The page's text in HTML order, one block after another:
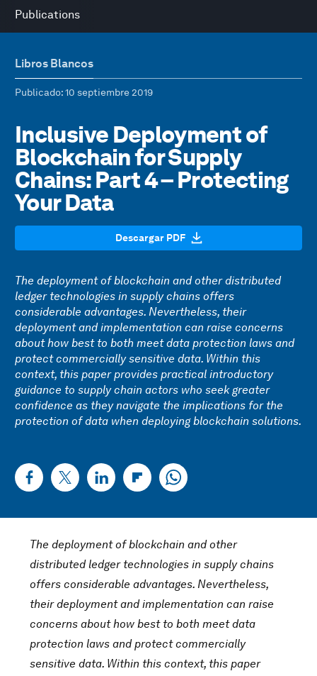
Publications
Libros Blancos
Publicado: 10 septiembre 2019
Inclusive Deployment of
Blockchain for Supply
Chains: Part 4 – Protecting
Your Data
Descargar PDF
The deployment of blockchain and other distributed
ledger technologies in supply chains offers
considerable advantages. Nevertheless, their
deployment and implementation can raise concerns
about how best to both meet data protection laws and
protect commercially sensitive data. Within this
context, this paper provides practical introductory
guidance to supply chain actors who seek greater
confidence as they navigate the implications for the
protection of data when deploying blockchain solutions.
The deployment of blockchain and other
distributed ledger technologies in supply chains
offers considerable advantages. Nevertheless,
their deployment and implementation can raise
concerns about how best to both meet data
protection laws and protect commercially
sensitive data. Within this context, this paper